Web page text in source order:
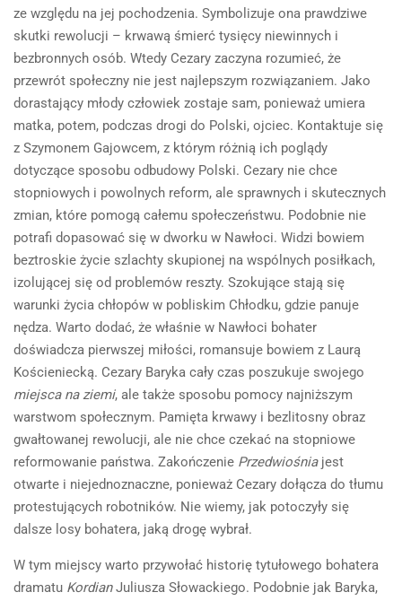
ze względu na jej pochodzenia. Symbolizuje ona prawdziwe
skutki rewolucji – krwawą śmierć tysięcy niewinnych i
bezbronnych osób. Wtedy Cezary zaczyna rozumieć, że
przewrót społeczny nie jest najlepszym rozwiązaniem. Jako
dorastający młody człowiek zostaje sam, ponieważ umiera
matka, potem, podczas drogi do Polski, ojciec. Kontaktuje się
z Szymonem Gajowcem, z którym różnią ich poglądy
dotyczące sposobu odbudowy Polski. Cezary nie chce
stopniowych i powolnych reform, ale sprawnych i skutecznych
zmian, które pomogą całemu społeczeństwu. Podobnie nie
potrafi dopasować się w dworku w Nawłoci. Widzi bowiem
beztroskie życie szlachty skupionej na wspólnych posiłkach,
izolującej się od problemów reszty. Szokujące stają się
warunki życia chłopów w pobliskim Chłodku, gdzie panuje
nędza. Warto dodać, że właśnie w Nawłoci bohater
doświadcza pierwszej miłości, romansuje bowiem z Laurą
Kościeniecką. Cezary Baryka cały czas poszukuje swojego
miejsca na ziemi, ale także sposobu pomocy najniższym
warstwom społecznym. Pamięta krwawy i bezlitosny obraz
gwałtowanej rewolucji, ale nie chce czekać na stopniowe
reformowanie państwa. Zakończenie Przedwiośniajest
otwarte i niejednoznaczne, ponieważ Cezary dołącza do tłumu
protestujących robotników. Nie wiemy, jak potoczyły się
dalsze losy bohatera, jaką drogę wybrał.
W tym miejscy warto przywołać historię tytułowego bohatera
dramatu KordianJuliusza Słowackiego. Podobnie jak Baryka,